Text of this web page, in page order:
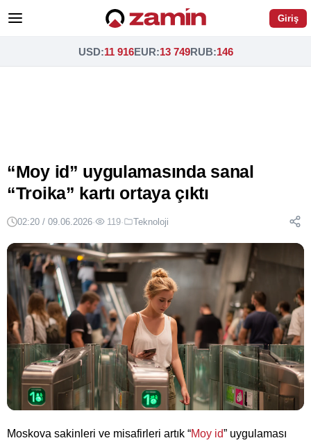
Giriş
USD:11 916EUR:13 749RUB:146
“Moy id” uygulamasında sanal
“Troika” kartı ortaya çıktı
02:20 / 09.06.2026· 119· Teknoloji
Moskova sakinleri ve misafirleri artık “Moy id” uygulaması